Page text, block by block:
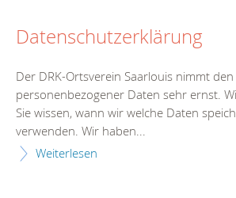
Datenschutzerklärung
Der DRK-Ortsverein Saarlouis nimmt
personenbezogener Daten sehr ernst.
Sie wissen, wann wir welche Daten
verwenden. Wir haben...
Weiterlesen